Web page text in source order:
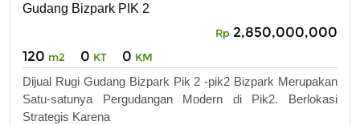
Gudang Bizpark PIK 2
Rp 2,850,000,000
120 m2 0 KT 0 KM
Dijual Rugi Gudang Bizpark Pik 2 -pik2 Bizpark Merupakan
Satu-satunya Pergudangan Modern di Pik2. Berlokasi
Strategis Karena